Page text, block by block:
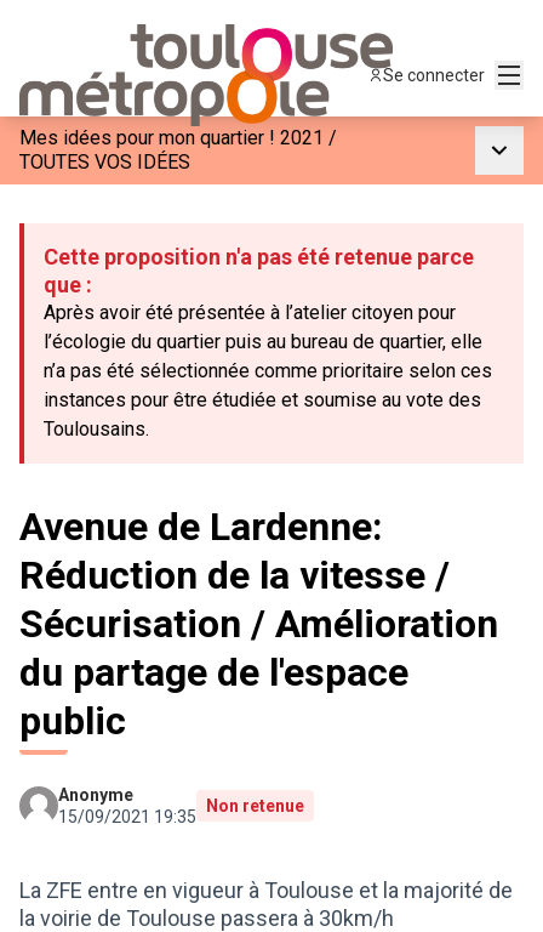
Se connecter
Mes idées pour mon quartier ! 2021 /
TOUTES VOS IDÉES
Cette proposition n'a pas été retenue parce
que :
Après avoir été présentée à l’atelier citoyen pour
l’écologie du quartier puis au bureau de quartier, elle
n’a pas été sélectionnée comme prioritaire selon ces
instances pour être étudiée et soumise au vote des
Toulousains.
Avenue de Lardenne:
Réduction de la vitesse /
Sécurisation / Amélioration
du partage de l'espace
public
Anonyme
15/09/2021 19:35
Non retenue
La ZFE entre en vigueur à Toulouse et la majorité de
la voirie de Toulouse passera à 30km/h